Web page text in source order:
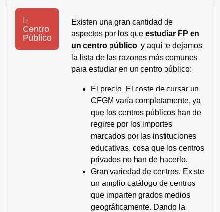
Centro
Público
Existen una gran cantidad de
aspectos por los que estudiar FP en
un centro público, y aquí te dejamos
la lista de las razones más comunes
para estudiar en un centro público:
El precio. El coste de cursar un
CFGM varía completamente, ya
que los centros públicos han de
regirse por los importes
marcados por las instituciones
educativas, cosa que los centros
privados no han de hacerlo.
Gran variedad de centros. Existe
un amplio catálogo de centros
que imparten grados medios
geográficamente. Dando la